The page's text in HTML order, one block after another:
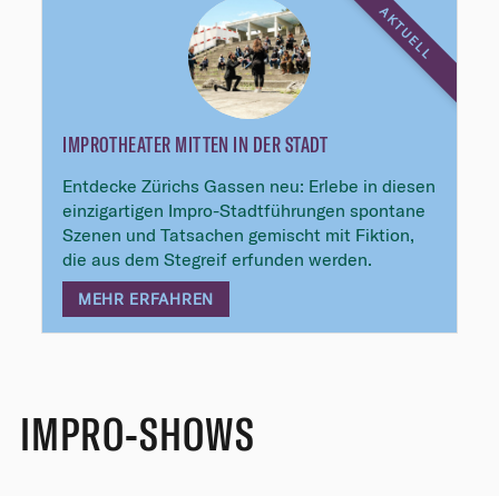
AKTUELL
IMPROTHEATER MITTEN IN DER STADT
Entdecke Zürichs Gassen neu: Erlebe in diesen
einzigartigen Impro-Stadtführungen spontane
Szenen und Tatsachen gemischt mit Fiktion,
die aus dem Stegreif erfunden werden.
MEHR ERFAHREN
IMPRO-SHOWS